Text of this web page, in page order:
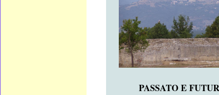
PASSATO E